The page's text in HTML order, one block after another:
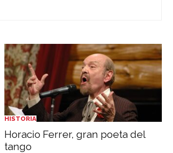
HISTORIA
Horacio Ferrer, gran poeta del
tango